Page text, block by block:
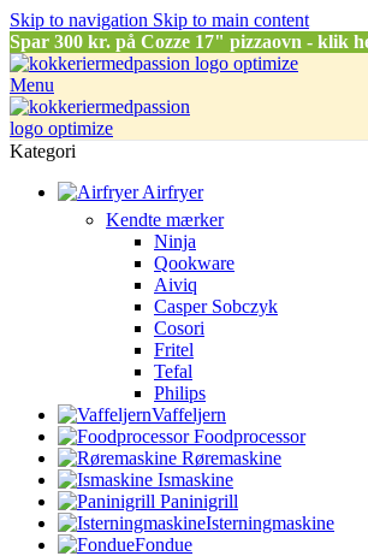
Skip to navigation Skip to main content
Spar 300 kr. på Cozze 17" pizzaovn - klik
Menu
Kategori
Airfryer
Kendte mærker
Ninja
Qookware
Aiviq
Casper Sobczyk
Cosori
Fritel
Tefal
Philips
Vaffeljern
Foodprocessor
Røremaskine
Ismaskine
Paninigrill
Isterningmaskine
Fondue